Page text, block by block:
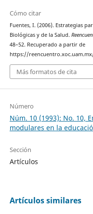
Cómo citar
Fuentes, I. (2006). Estrategias
Biológicas y de la Salud.
48–52. Recuperado a partir de
https://
Más formatos de cita
Número
Núm. 10 (1993): No. 10,
modulares en la
Sección
Artículos
Artículos similares